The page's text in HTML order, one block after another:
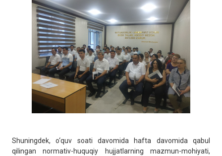
Shuningdek, o‘quv soati davomida hafta davomida qabul
qilingan normativ-huquqiy hujjatlarning mazmun-mohiyati,